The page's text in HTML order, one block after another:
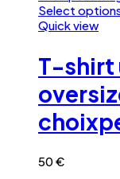
plusieurs
variations.
options
peuvent
choisies
sur
la
du
Select
Ce
a
plusieurs
Les
options
peuvent
choisies
Quick view
T-shirt
50€